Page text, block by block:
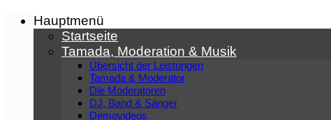
Zum
springen
Hauptmenü
Startseite
Tamada, Moderation & Musik
Übersicht der Leistungen
Tamada & Moderator
Die Moderatoren
DJ, Band & Sänger
Demovideos